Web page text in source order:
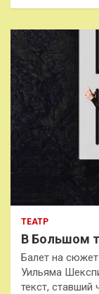
ТЕАТР
В Большом
Балет на
Уильяма
текст,